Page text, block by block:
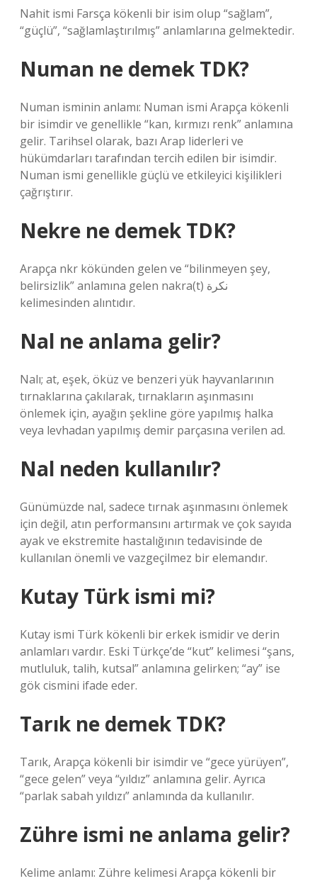
Nahit ismi Farsça kökenli bir isim olup “sağlam”,
“güçlü”, “sağlamlaştırılmış” anlamlarına gelmektedir.
Numan ne demek TDK?
Numan isminin anlamı: Numan ismi Arapça kökenli
bir isimdir ve genellikle “kan, kırmızı renk” anlamına
gelir. Tarihsel olarak, bazı Arap liderleri ve
hükümdarları tarafından tercih edilen bir isimdir.
Numan ismi genellikle güçlü ve etkileyici kişilikleri
çağrıştırır.
Nekre ne demek TDK?
Arapça nkr kökünden gelen ve “bilinmeyen şey,
belirsizlik” anlamına gelen nakra(t) نكرة
kelimesinden alıntıdır.
Nal ne anlama gelir?
Nalı; at, eşek, öküz ve benzeri yük hayvanlarının
tırnaklarına çakılarak, tırnakların aşınmasını
önlemek için, ayağın şekline göre yapılmış halka
veya levhadan yapılmış demir parçasına verilen ad.
Nal neden kullanılır?
Günümüzde nal, sadece tırnak aşınmasını önlemek
için değil, atın performansını artırmak ve çok sayıda
ayak ve ekstremite hastalığının tedavisinde de
kullanılan önemli ve vazgeçilmez bir elemandır.
Kutay Türk ismi mi?
Kutay ismi Türk kökenli bir erkek ismidir ve derin
anlamları vardır. Eski Türkçe’de “kut” kelimesi “şans,
mutluluk, talih, kutsal” anlamına gelirken; “ay” ise
gök cismini ifade eder.
Tarık ne demek TDK?
Tarık, Arapça kökenli bir isimdir ve “gece yürüyen”,
“gece gelen” veya “yıldız” anlamına gelir. Ayrıca
“parlak sabah yıldızı” anlamında da kullanılır.
Zühre ismi ne anlama gelir?
Kelime anlamı: Zühre kelimesi Arapça kökenli bir